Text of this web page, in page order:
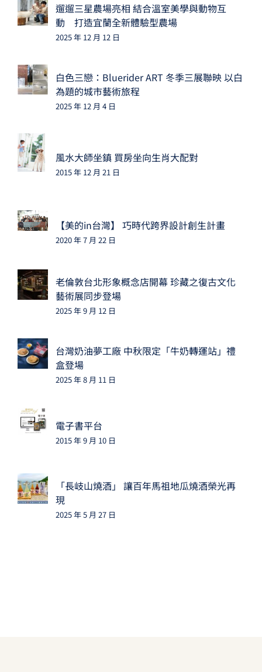
遛遛三星農場亮相 結合溫室美學與動物互
動 打造宜蘭全新體驗型農場
2025 年 12 月 12 日
白色三戀：Bluerider ART 冬季三展聯映 以白
為題的城市藝術旅程
2025 年 12 月 4 日
風水大師坐鎮 買房坐向生肖大配對
2015 年 12 月 21 日
【美的in台灣】 巧時代跨界設計創生計畫
2020 年 7 月 22 日
老倫敦台北形象概念店開幕 珍藏之復古文化
藝術展同步登場
2025 年 9 月 12 日
台灣奶油夢工廠 中秋限定「牛奶轉運站」禮
盒登場
2025 年 8 月 11 日
電子書平台
2015 年 9 月 10 日
「長岐山燒酒」 讓百年馬祖地瓜燒酒榮光再
現
2025 年 5 月 27 日